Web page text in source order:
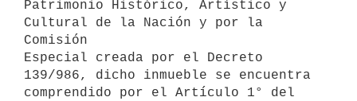
Patrimonio Histórico, Artístico y
Cultural de la Nación y por la
Comisión
Especial creada por el Decreto
139/986, dicho inmueble se encuentra
comprendido por el Artículo 1° del